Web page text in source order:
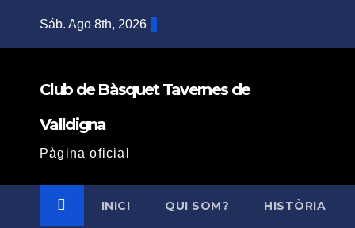
Sáb. Ago 8th, 2026
Club de Bàsquet Tavernes de
Valldigna
Pàgina oficial
INICI QUI SOM? HISTÒRIA